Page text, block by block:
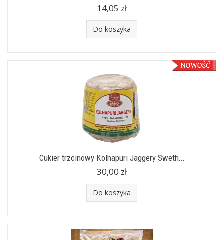
14,05 zł
Do koszyka
Cukier trzcinowy Kolhapuri Jaggery Sweth...
30,00 zł
Do koszyka